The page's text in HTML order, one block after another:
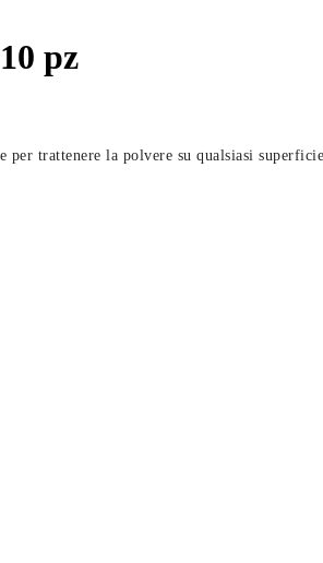
pz
trattenere la polvere su qualsiasi superficie.